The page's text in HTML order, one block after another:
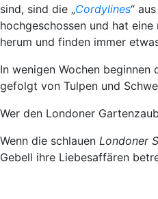
sind, sind die „Cordylines“
hochgeschossen und hat
herum und finden immer
In wenigen Wochen beginnen
gefolgt von Tulpen und
Wer den Londoner
Wenn die schlauen Londoner
Gebell ihre Liebesaffären